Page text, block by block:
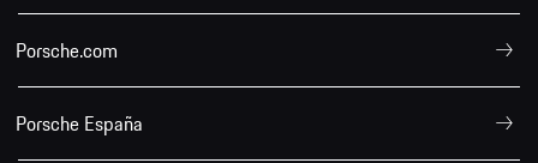
Porsche.com
Porsche España